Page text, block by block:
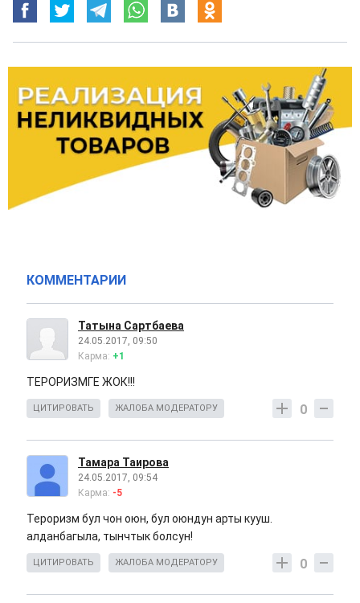
КОММЕНТАРИИ
Татына Сартбаева
24.05.2017, 09:50
Карма: +1
ТЕРОРИЗМГЕ ЖОК!!!
0
ЦИТИРОВАТЬ ЖАЛОБА МОДЕРАТОРУ
Тамара Таирова
24.05.2017, 09:54
Карма: -5
Тероризм бул чон оюн, бул оюндун арты кууш.
алданбагыла, тынчтык болсун!
0
ЦИТИРОВАТЬ ЖАЛОБА МОДЕРАТОРУ